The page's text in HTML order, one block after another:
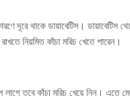
দূরে থাকে ডায়াবেটিস। ডায়াবেটিস
নিয়মিত কাঁচা মরিচ খেতে পারেন।
লাগে তবে কাঁচা মরিচ খেয়ে নিন।